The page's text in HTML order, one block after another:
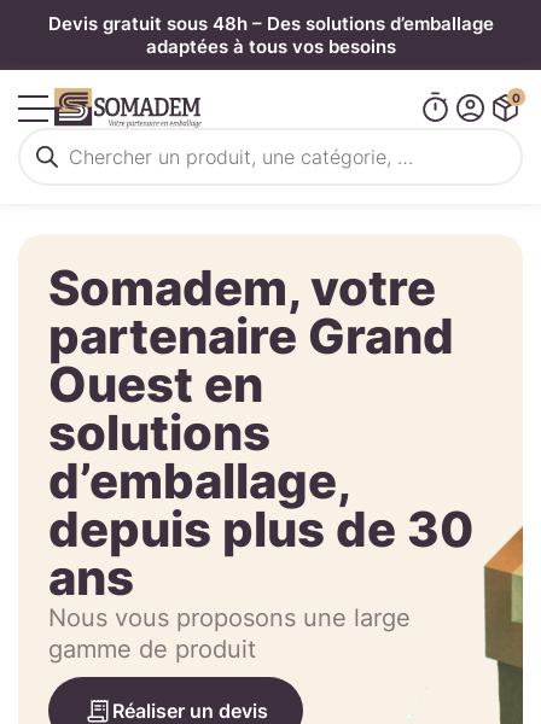
Devis gratuit sous 48h – Des solutions d’emballage
adaptées à tous vos besoins
de
0
Somadem, votre
partenaire Grand
Ouest en
solutions
d’emballage,
depuis plus de 30
ans
Nous vous proposons une large
gamme de produit
Réaliser un devis
Panneau de gestion des cookies